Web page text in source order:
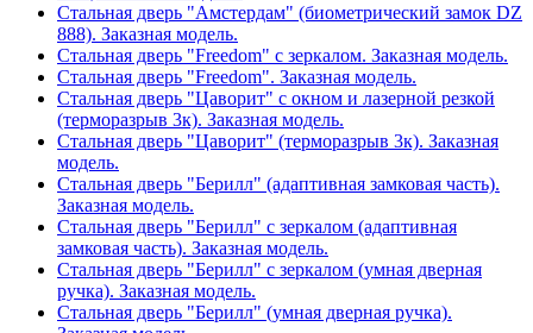
Стальная дверь "Амстердам" (биометрический замок DZ
888). Заказная модель.
Стальная дверь "Freedom" с зеркалом. Заказная модель.
Стальная дверь "Freedom". Заказная модель.
Стальная дверь "Цаворит" с окном и лазерной резкой
(терморазрыв 3к). Заказная модель.
Стальная дверь "Цаворит" (терморазрыв 3к). Заказная
модель.
Стальная дверь "Берилл" (адаптивная замковая часть).
Заказная модель.
Стальная дверь "Берилл" с зеркалом (адаптивная
замковая часть). Заказная модель.
Стальная дверь "Берилл" с зеркалом (умная дверная
ручка). Заказная модель.
Стальная дверь "Берилл" (умная дверная ручка).